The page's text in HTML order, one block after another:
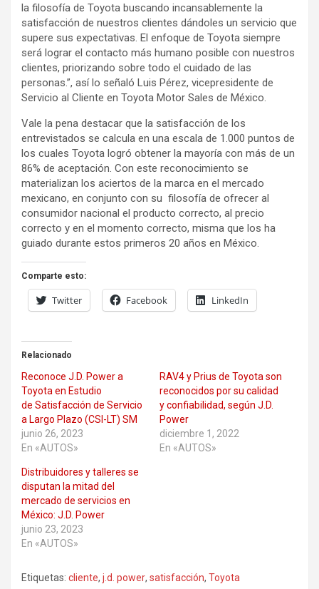
la filosofía de Toyota buscando incansablemente la
satisfacción de nuestros clientes dándoles un servicio que
supere sus expectativas. El enfoque de Toyota siempre
será lograr el contacto más humano posible con nuestros
clientes, priorizando sobre todo el cuidado de las
personas.”, así lo señaló Luis Pérez, vicepresidente de
Servicio al Cliente en Toyota Motor Sales de México.
Vale la pena destacar que la satisfacción de los
entrevistados se calcula en una escala de 1.000 puntos de
los cuales Toyota logró obtener la mayoría con más de un
86% de aceptación. Con este reconocimiento se
materializan los aciertos de la marca en el mercado
mexicano, en conjunto con su filosofía de ofrecer al
consumidor nacional el producto correcto, al precio
correcto y en el momento correcto, misma que los ha
guiado durante estos primeros 20 años en México.
Comparte esto:
Twitter Facebook LinkedIn
Relacionado
Reconoce J.D. Power a
Toyota en Estudio
de Satisfacción de Servicio
a Largo Plazo (CSI-LT) SM
junio 26, 2023
En «AUTOS»
RAV4 y Prius de Toyota son
reconocidos por su calidad
y confiabilidad, según J.D.
Power
diciembre 1, 2022
En «AUTOS»
Distribuidores y talleres se
disputan la mitad del
mercado de servicios en
México: J.D. Power
junio 23, 2023
En «AUTOS»
Etiquetas: cliente, j.d. power, satisfacción, Toyota